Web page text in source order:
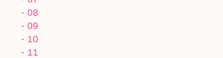
08
09
10
11